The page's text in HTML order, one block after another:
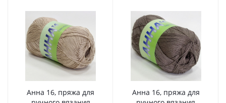
Анна 16, пряжа для
Анна 16, пряжа для